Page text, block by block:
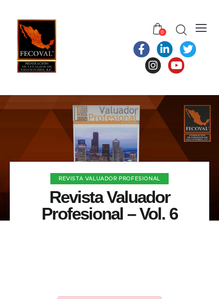
0
REVISTA VALUADOR PROFESIONAL
Revista Valuador
Profesional – Vol. 6